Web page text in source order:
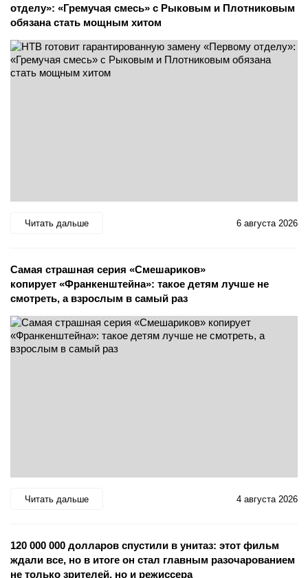
отделу»: «Гремучая смесь» с Рыковым и Плотниковым
обязана стать мощным хитом
Читать дальше 6 августа 2026
Самая страшная серия «Смешариков»
копирует «Франкенштейна»: такое детям лучше не
смотреть, а взрослым в самый раз
Читать дальше 4 августа 2026
120 000 000 долларов спустили в унитаз: этот фильм
ждали все, но в итоге он стал главным разочарованием
не только зрителей, но и режиссера